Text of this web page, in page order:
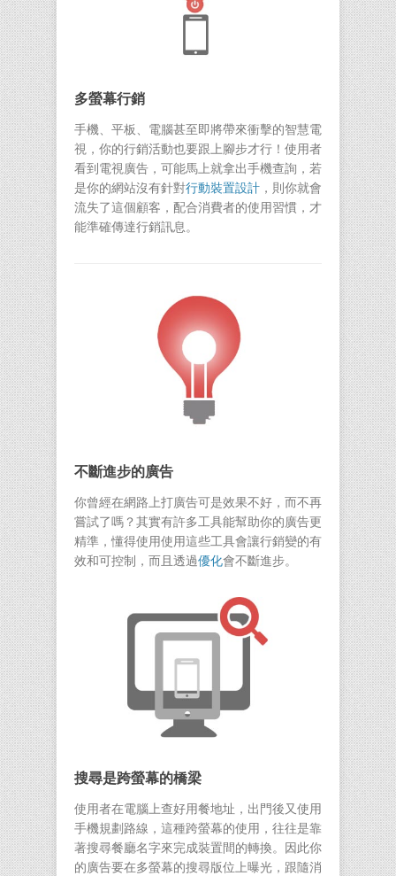
多螢幕行銷
手機、平板、電腦甚至即將帶來衝擊的智慧電
視，你的行銷活動也要跟上腳步才行！使用者
看到電視廣告，可能馬上就拿出手機查詢，若
是你的網站沒有針對行動裝置設計 ，則你就會
流失了這個顧客，配合消費者的使用習慣，才
能準確傳達行銷訊息。
不斷進步的廣告
你曾經在網路上打廣告可是效果不好，而不再
嘗試了嗎？其實有許多工具能幫助你的廣告更
精準，懂得使用使用這些工具會讓行銷變的有
效和可控制，而且透過優化會不斷進步。
搜尋是跨螢幕的橋梁
使用者在電腦上查好用餐地址，出門後又使用
手機規劃路線，這種跨螢幕的使用，往往是靠
著搜尋餐廳名字來完成裝置間的轉換。因此你
的廣告要在多螢幕的搜尋版位上曝光，跟隨消